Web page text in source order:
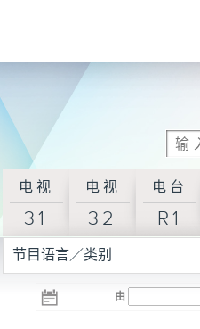
电视
31
电视
32
电台
R1
节目语言／类别
由